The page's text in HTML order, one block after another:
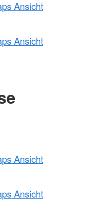
Ansicht
Ansicht
Ansicht
Ansicht